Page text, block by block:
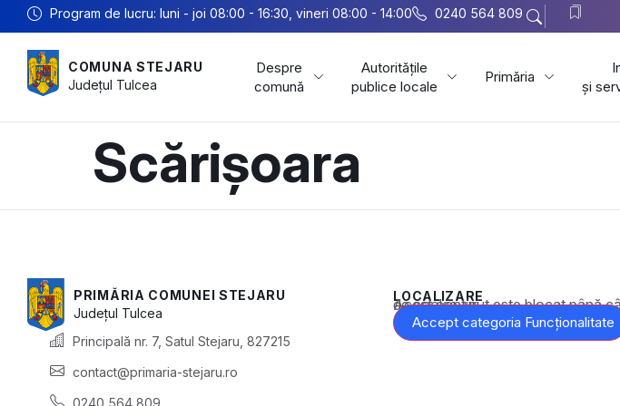
Program de lucru: luni - joi 08:00 - 16:30, vineri 08:00 - 14:00 0240 564 809
COMUNA STEJARU
Județul Tulcea
Despre
comună
Autoritățile
publice locale
Primăria
și
Scărișoara
PRIMĂRIA COMUNEI STEJARU
Județul Tulcea
Principală nr. 7, Satul Stejaru, 827215
contact@primaria-stejaru.ro
0240 564 809
LOCALIZARE
Acest conținut este blocat până când acceptați categoria corespunzătoare de cookie-uri.
Accept categoria Funcționalitate